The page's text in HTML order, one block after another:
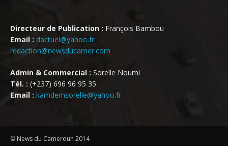
Directeur de Publication : François Bambou
Email : dactuel@yahoo.fr
redaction@newsducamer.com
Admin & Commercial : Sorelle Noumi
Tél. : (+237) 696 96 95 35
Email : kamdemsorelle@yahoo.fr
© News du Cameroun 2014